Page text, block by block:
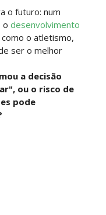
Hart vs. Mr.
2026
o futuro: num
o desenvolvimento
o atletismo,
ser o melhor
a decisão
ou o risco de
pode